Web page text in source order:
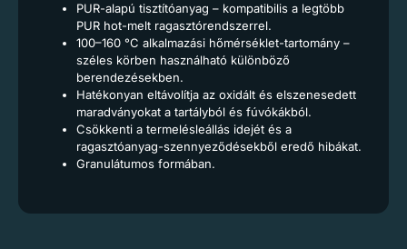
PUR-alapú tisztítóanyag – kompatibilis a legtöbb
PUR hot-melt ragasztórendszerrel.
100–160 °C alkalmazási hőmérséklet-tartomány –
széles körben használható különböző
berendezésekben.
Hatékonyan eltávolítja az oxidált és elszenesedett
maradványokat a tartályból és fúvókákból.
Csökkenti a termelésleállás idejét és a
ragasztóanyag-szennyeződésekből eredő hibákat.
Granulátumos formában.